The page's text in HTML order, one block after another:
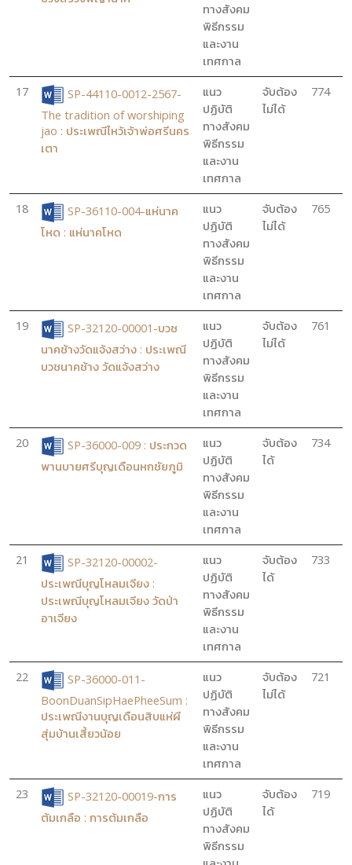
ทางสังคม
พิธีกรรม
และงาน
เทศกาล
17
SP-44110-0012-2567-
The tradition of worshiping
jao : ประเพณีไหว้เจ้าพ่อศรีนคร
เตา
แนว
ปฏิบัติ
ทางสังคม
พิธีกรรม
และงาน
เทศกาล
จับต้อง
ไม่ได้
774
18
SP-36110-004-แห่นาค
โหด : แห่นาคโหด
แนว
ปฏิบัติ
ทางสังคม
พิธีกรรม
และงาน
เทศกาล
จับต้อง
ไม่ได้
765
19
SP-32120-00001-บวช
นาคช้างวัดแจ้งสว่าง : ประเพณี
บวชนาคช้าง วัดแจ้งสว่าง
แนว
ปฏิบัติ
ทางสังคม
พิธีกรรม
และงาน
เทศกาล
จับต้อง
ไม่ได้
761
20
SP-36000-009 : ประกวด
พานบายศรีบุญเดือนหกชัยภูมิ
แนว
ปฏิบัติ
ทางสังคม
พิธีกรรม
และงาน
เทศกาล
จับต้อง
ได้
734
21
SP-32120-00002-
ประเพณีบุญโหลมเจียง :
ประเพณีบุญโหลมเจียง วัดป่า
อาเจียง
แนว
ปฏิบัติ
ทางสังคม
พิธีกรรม
และงาน
เทศกาล
จับต้อง
ได้
733
22
SP-36000-011-
BoonDuanSipHaePheeSum :
ประเพณีงานบุญเดือนสิบแห่ผี
สุ่มบ้านเสี้ยวน้อย
แนว
ปฏิบัติ
ทางสังคม
พิธีกรรม
และงาน
เทศกาล
จับต้อง
ไม่ได้
721
23
SP-32120-00019-การ
ต้มเกลือ : การต้มเกลือ
แนว
ปฏิบัติ
ทางสังคม
พิธีกรรม
จับต้อง
ได้
719